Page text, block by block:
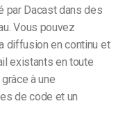
par Dacast dans des
Vous pouvez
diffusion en continu et
existants en toute
à une
de code et un